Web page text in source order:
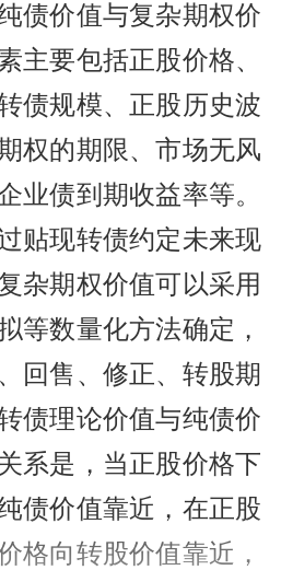
债价值与复杂期权价
主要包括正股价格、
债规模、正股历史波
权的期限、市场无风
业债到期收益率等。
贴现转债约定未来现
杂期权价值可以采用
等数量化方法确定，
回售、修正、转股期
债理论价值与纯债价
系是，当正股价格下
债价值靠近，在正股
格向转股价值靠近，